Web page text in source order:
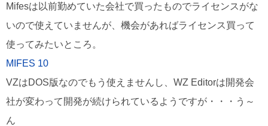
Mifesは以前勤めていた会社で買ったものでライセンスがな
いので使えていませんが、機会があればライセンス買って
使ってみたいところ。
MIFES 10
VZはDOS版なのでもう使えませんし、WZ Editorは開発会
社が変わって開発が続けられているようですが・・・う～
ん